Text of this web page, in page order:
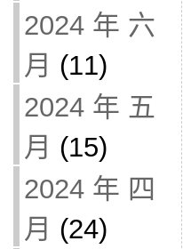
2024 年 六
月 (11)
2024 年 五
月 (15)
2024 年 四
月 (24)